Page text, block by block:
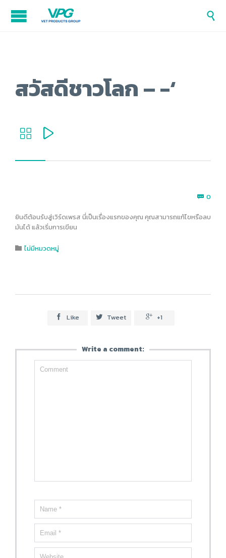

สวัสดีชาวโลก – -‘
 
 0
ยินดีต้อนรับสู่เวิร์ดเพรส นี่เป็นเรื่องแรกของคุณ คุณสามารถแก้ไขหรือลบ
มันได้ แล้วเริ่มการเขียน
 Category
ไม่มีหมวดหมู่
 Like  Tweet  +1
Write a comment: